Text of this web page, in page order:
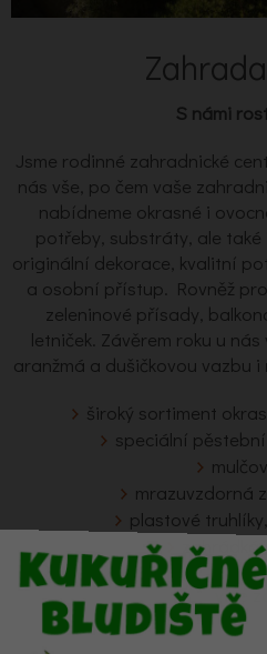
S námi
Jsme rodinné zahradnické
nás vše, po čem vaše
nabídneme okrasné i
potřeby, substráty, ale také
originální dekorace, kvalitní
a osobní přístup. Rovněž
zeleninové přísady,
letniček. Závěrem roku u
aranžmá a dušičkovou vazbu i
široký sortiment
speciální
mrazuvzdorná
plastové
více